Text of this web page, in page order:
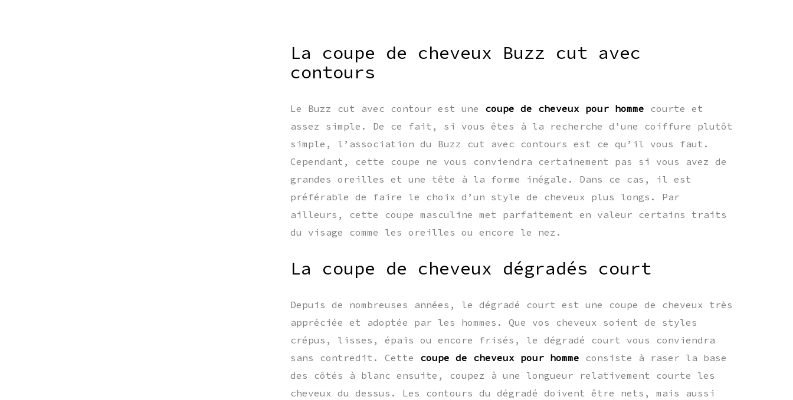
La coupe de cheveux Buzz cut avec
contours
Le Buzz cut avec contour est une coupe de cheveux pour homme courte et
assez simple. De ce fait, si vous êtes à la recherche d’une coiffure plutôt
simple, l’association du Buzz cut avec contours est ce qu’il vous faut.
Cependant, cette coupe ne vous conviendra certainement pas si vous avez de
grandes oreilles et une tête à la forme inégale. Dans ce cas, il est
préférable de faire le choix d’un style de cheveux plus longs. Par
ailleurs, cette coupe masculine met parfaitement en valeur certains traits
du visage comme les oreilles ou encore le nez.
La coupe de cheveux dégradés court
Depuis de nombreuses années, le dégradé court est une coupe de cheveux très
appréciée et adoptée par les hommes. Que vos cheveux soient de styles
crépus, lisses, épais ou encore frisés, le dégradé court vous conviendra
sans contredit. Cette coupe de cheveux pour homme consiste à raser la base
des côtés à blanc ensuite, coupez à une longueur relativement courte les
cheveux du dessus. Les contours du dégradé doivent être nets, mais aussi